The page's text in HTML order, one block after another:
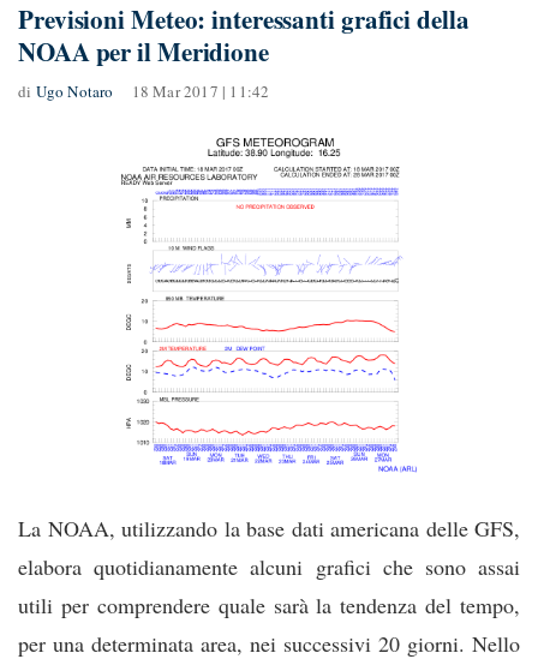
Previsioni Meteo: interessanti grafici della
NOAA per il Meridione
di Ugo Notaro 18 Mar 2017 | 11:42
La NOAA, utilizzando la base dati americana delle GFS,
elabora quotidianamente alcuni grafici che sono assai
utili per comprendere quale sarà la tendenza del tempo,
per una determinata area, nei successivi 20 giorni. Nello